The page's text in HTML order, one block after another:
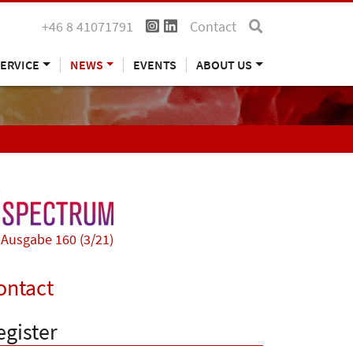
+46 8 41071791 Contact
NEWS EVENTS ABOUT US
Ausgabe 160 (3/21)